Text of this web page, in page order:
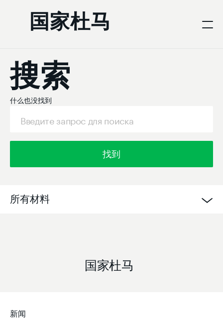
国家杜马
搜索
什么也没找到
找到
所有材料
国家杜马
新闻